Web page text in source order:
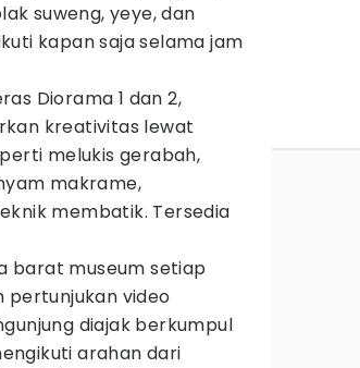
suweng, yeye, dan
kapan saja selama jam
Diorama 1 dan 2,
kreativitas lewat
melukis gerabah,
makrame,
membatik. Tersedia
barat museum setiap
pertunjukan video
diajak berkumpul
arahan dari